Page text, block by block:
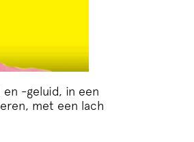
-geluid, in een
met een lach